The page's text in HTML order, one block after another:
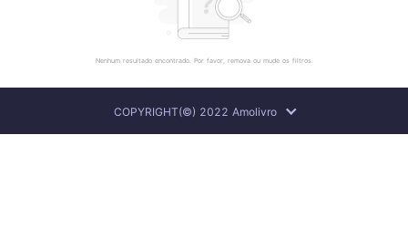
Nenhum resultado encontrado. Por favor, remova ou mude os filtros.
COPYRIGHT(©) 2022 Amolivro